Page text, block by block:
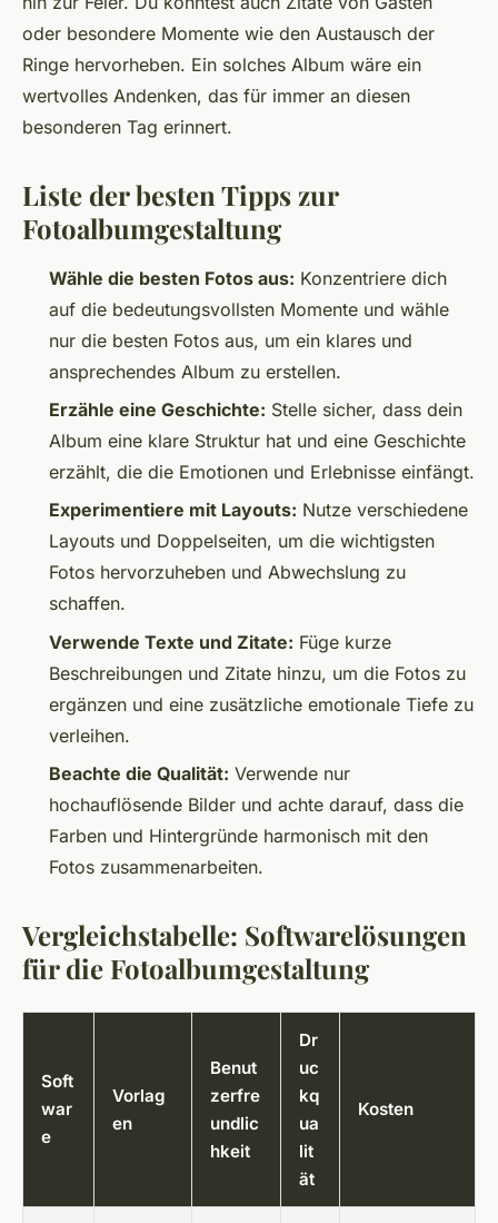
oder besondere Momente wie den Austausch der
Ringe hervorheben. Ein solches Album wäre ein
wertvolles Andenken, das für immer an diesen
besonderen Tag erinnert.
Liste der besten Tipps zur
Fotoalbumgestaltung
Wähle die besten Fotos aus: Konzentriere dich
auf die bedeutungsvollsten Momente und wähle
nur die besten Fotos aus, um ein klares und
ansprechendes Album zu erstellen.
Erzähle eine Geschichte: Stelle sicher, dass dein
Album eine klare Struktur hat und eine Geschichte
erzählt, die die Emotionen und Erlebnisse einfängt.
Experimentiere mit Layouts: Nutze verschiedene
Layouts und Doppelseiten, um die wichtigsten
Fotos hervorzuheben und Abwechslung zu
schaffen.
Verwende Texte und Zitate: Füge kurze
Beschreibungen und Zitate hinzu, um die Fotos zu
ergänzen und eine zusätzliche emotionale Tiefe zu
verleihen.
Beachte die Qualität: Verwende nur
hochauflösende Bilder und achte darauf, dass die
Farben und Hintergründe harmonisch mit den
Fotos zusammenarbeiten.
Vergleichstabelle: Softwarelösungen
für die Fotoalbumgestaltung
Soft
war
e
Vorlag
en
Benut
zerfre
undlic
hkeit
Dr
uc
kq
ua
lit
ät
Kosten